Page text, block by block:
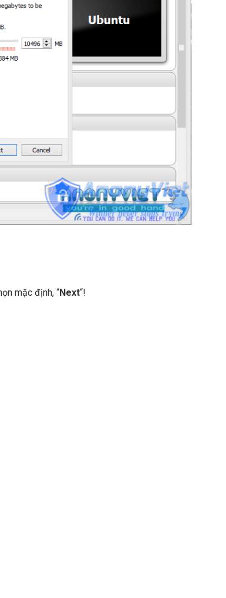
mặc định, “Next“!